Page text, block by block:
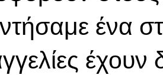
ένα
έχουν